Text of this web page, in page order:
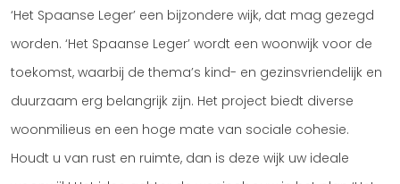
‘Het Spaanse Leger’ een bijzondere wijk, dat mag gezegd
worden. ‘Het Spaanse Leger’ wordt een woonwijk voor de
toekomst, waarbij de thema’s kind- en gezinsvriendelijk en
duurzaam erg belangrijk zijn. Het project biedt diverse
woonmilieus en een hoge mate van sociale cohesie.
Houdt u van rust en ruimte, dan is deze wijk uw ideale